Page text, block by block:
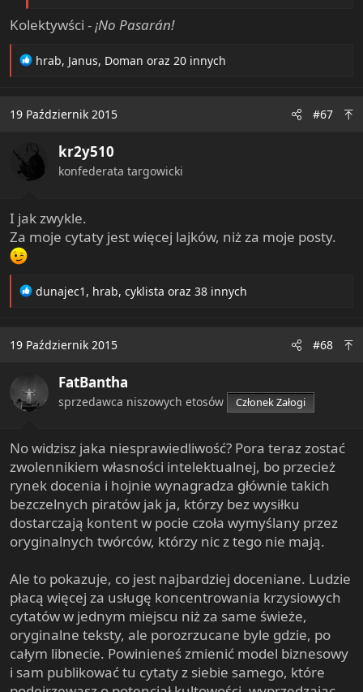
Kolektywści -¡No Pasarán!
R
t
o
s
hrab, Janus, Doman oraz 20 innych
19 Październik 2015 #67
kr2y510
konfederata targowicki
I jak zwykle.
Za moje cytaty jest więcej lajków, niż za moje posty.
R
t
n
s
dunajec1 , hrab, cyklista oraz 38 innych
19 Październik 2015 #68
FatBantha
sprzedawca niszowych etosów Członek Załogi
No widzisz jaka niesprawiedliwość? Pora teraz zostać
zwolennikiem własności intelektualnej, bo przecież
rynek docenia i hojnie wynagradza głównie takich
bezczelnych piratów jak ja, którzy bez wysiłku
dostarczają kontent w pocie czoła wymyślany przez
oryginalnych twórców, którzy nic z tego nie mają.
Ale to pokazuje, co jest najbardziej doceniane. Ludzie
płacą więcej za usługę koncentrowania krzysiowych
cytatów w jednym miejscu niż za same świeże,
oryginalne teksty, ale porozrzucane byle gdzie, po
całym libnecie. Powinieneś zmienić model biznesowy
i sam publikować tu cytaty z siebie samego, które